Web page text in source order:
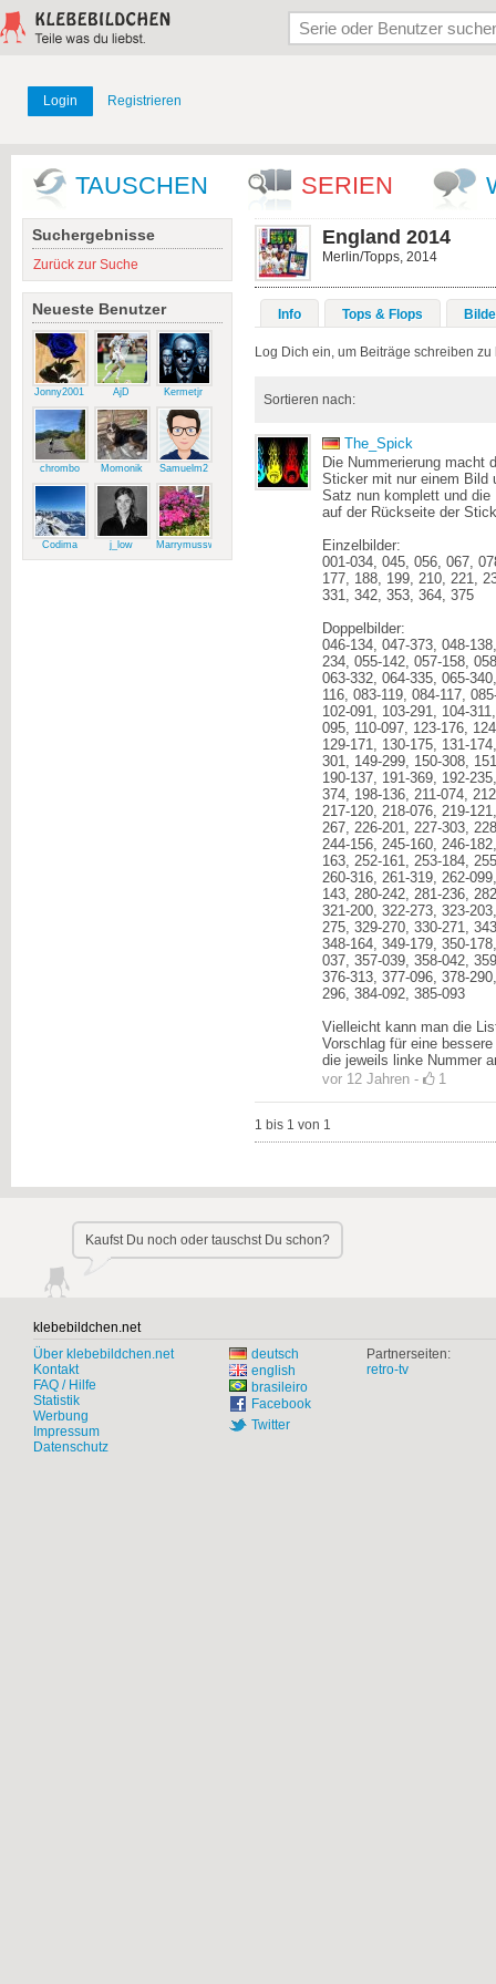
Login Registrieren
TAUSCHEN SERIEN
Suchergebnisse
Zurück zur Suche
Neueste Benutzer
Jonny2001 AjD Kermetjr
chrombo Momonik Samuelm2
Codima j_low Marrymussweg
England 2014
Merlin/Topps, 2014
Info Tops & Flops
Log Dich ein, um Beiträge schreiben zu
Sortieren nach:
The_Spick
Die Nummerierung macht
Sticker mit nur einem Bild
Satz nun komplett und die
auf der Rückseite der
Einzelbilder:
001-034, 045, 056, 067,
177, 188, 199, 210, 221,
331, 342, 353, 364, 375
Doppelbilder:
046-134, 047-373, 048-
234, 055-142, 057-158,
063-332, 064-335, 065-
116, 083-119, 084-117,
102-091, 103-291, 104-
095, 110-097, 123-176,
129-171, 130-175, 131-
301, 149-299, 150-308,
190-137, 191-369, 192-
374, 198-136, 211-074,
217-120, 218-076, 219-
267, 226-201, 227-303,
244-156, 245-160, 246-
163, 252-161, 253-184,
260-316, 261-319, 262-
143, 280-242, 281-236,
321-200, 322-273, 323-
275, 329-270, 330-271,
348-164, 349-179, 350-
037, 357-039, 358-042,
376-313, 377-096, 378-
296, 384-092, 385-093
Vielleicht kann man die
Vorschlag für eine
die jeweils linke Nummer
vor 12 Jahren - 1
1 bis 1 von 1
Kaufst Du noch oder tauschst Du schon?
klebebildchen.net
Über klebebildchen.net
Kontakt
FAQ / Hilfe
Statistik
Werbung
Impressum
Datenschutz
deutsch
english
brasileiro
Facebook
Twitter
Partnerseiten:
retro-tv